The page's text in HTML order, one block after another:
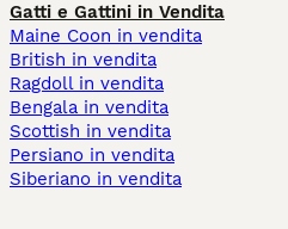
Gatti e Gattini in Vendita
Maine Coon in vendita
British in vendita
Ragdoll in vendita
Bengala in vendita
Scottish in vendita
Persiano in vendita
Siberiano in vendita